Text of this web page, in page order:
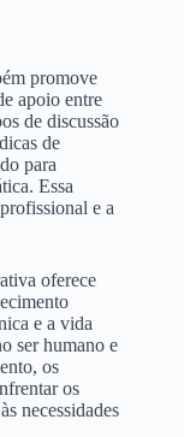
promove
apoio entre
de discussão
de
para
Essa
e a
oferece
e a vida
ser humano e
os
os
necessidades